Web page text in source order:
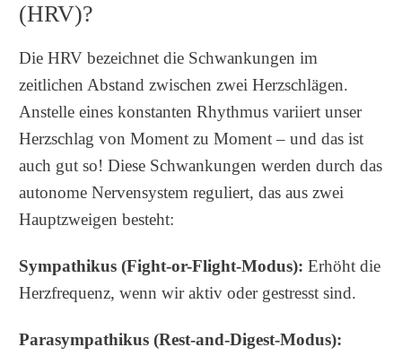
(HRV)?
Die HRV bezeichnet die Schwankungen im
zeitlichen Abstand zwischen zwei Herzschlägen.
Anstelle eines konstanten Rhythmus variiert unser
Herzschlag von Moment zu Moment – und das ist
auch gut so! Diese Schwankungen werden durch das
autonome Nervensystem reguliert, das aus zwei
Hauptzweigen besteht:
Sympathikus (Fight-or-Flight-Modus): Erhöht die
Herzfrequenz, wenn wir aktiv oder gestresst sind.
Parasympathikus (Rest-and-Digest-Modus):